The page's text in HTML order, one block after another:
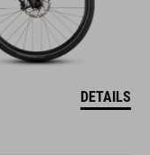
DETAILS